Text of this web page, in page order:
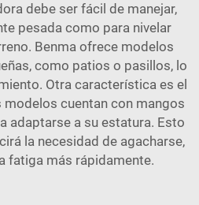
debe ser fácil de manejar,
pesada como para nivelar
Benma ofrece modelos
como patios o pasillos, lo
Otra característica es el
cuentan con mangos
adaptarse a su estatura. Esto
la necesidad de agacharse,
fatiga más rápidamente.